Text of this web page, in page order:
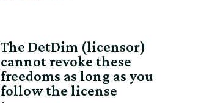
The DetDim (licensor)
cannot revoke these
freedoms as long as you
follow the license